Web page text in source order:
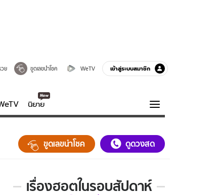
วย ขูดเลขนำโชค WeTV เข้าสู่ระบบสมาชิก
นิยาย
ความรู้รอบตัว
ฮาวทู
ขูดเลขนำโชค ดูดวงสด
เรื่องฮอตในรอบสัปดาห์
เรื่อง